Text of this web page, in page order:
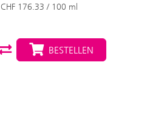
CHF 176.33 / 100 ml
BESTELLEN